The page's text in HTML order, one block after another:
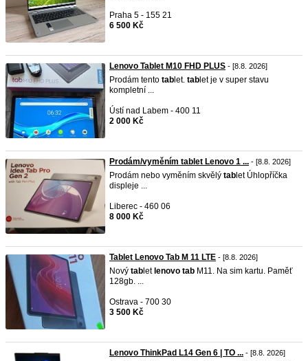
Praha 5 - 155 21
6 500 Kč
Lenovo Tablet M10 FHD PLUS - [8.8. 2026]
Prodám tento tab let. tab let je v super stavu
kompletní ...
Ústí nad Labem - 400 11
2 000 Kč
Prodám/vyměním tablet Lenovo 1 ... - [8.8. 2026]
Prodám nebo vyměním skvělý tab let Úhlopříčka
displeje ...
Liberec - 460 06
8 000 Kč
Tablet Lenovo Tab M 11 LTE - [8.8. 2026]
Nový tab let lenovo tab M11. Na sim kartu. Paměť
128gb. ...
Ostrava - 700 30
3 500 Kč
Lenovo ThinkPad L14 Gen 6 | TO ... - [8.8. 2026]